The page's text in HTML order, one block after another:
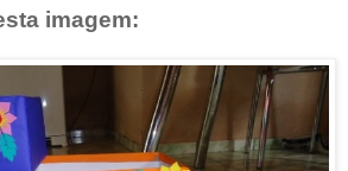
imagem: